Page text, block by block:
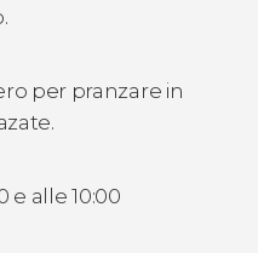
per pranzare in
e alle 10:00